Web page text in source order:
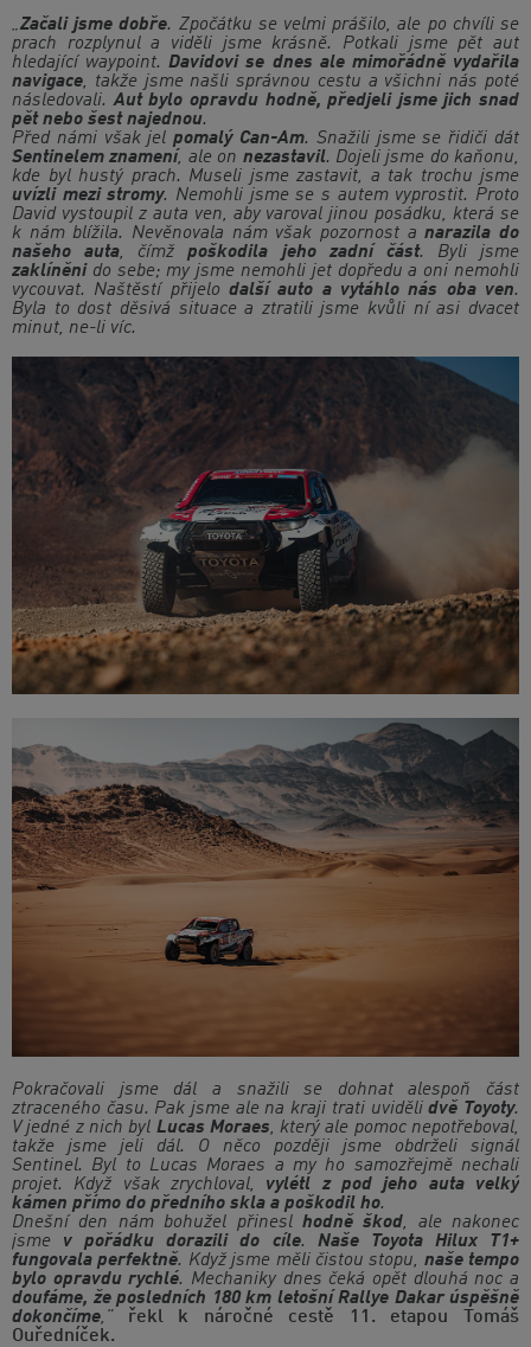
„Začali jsme dobře. Zpočátku se velmi prášilo, ale po chvíli se
prach rozplynul a viděli jsme krásně. Potkali jsme pět aut
hledající waypoint.Davidovi se dnes ale mimořádně vydařila
navigace, takže jsme našli správnou cestu a všichni nás poté
následovali.Aut bylo opravdu hodně, předjeli jsme jich snad
pět nebo šest najednou.
Před námi však jelpomalý Can-Am. Snažili jsme se řidiči dát
Sentinelem znamení, ale on nezastavil. Dojeli jsme do kaňonu,
kde byl hustý prach. Museli jsme zastavit, a tak trochu jsme
uvízli mezi stromy. Nemohli jsme se s autem vyprostit. Proto
David vystoupil z auta ven, aby varoval jinou posádku, která se
k nám blížila. Nevěnovala nám však pozornost anarazila do
našeho auta, čímžpoškodila jeho zadní část. Byli jsme
zaklíněnido sebe; my jsme nemohli jet dopředu a oni nemohli
vycouvat. Naštěstí přijelo další auto a vytáhlo nás oba ven.
Byla to dost děsivá situace a ztratili jsme kvůli ní asi dvacet
minut, ne-li víc.
Pokračovali jsme dál a snažili se dohnat alespoň část
ztraceného času. Pak jsme ale na kraji trati uvidělidvě Toyoty.
V jedné z nich byl Lucas Moraes, který ale pomoc nepotřeboval,
takže jsme jeli dál. O něco později jsme obdrželi signál
Sentinel. Byl to Lucas Moraes a my ho samozřejmě nechali
projet. Když však zrychloval, vylétl z pod jeho auta velký
kámen přímo do předního skla a poškodil ho.
Dnešní den nám bohužel přinesl hodně škod, ale nakonec
jsme v pořádku dorazili do cíle. Naše Toyota Hilux T1+
fungovala perfektně. Když jsme měli čistou stopu, naše tempo
bylo opravdu rychlé. Mechaniky dnes čeká opět dlouhá noc a
doufáme, že posledních 180 km letošní Rallye Dakar úspěšně
dokončíme," řekl k náročné cestě 11. etapou Tomáš
Ouředníček.